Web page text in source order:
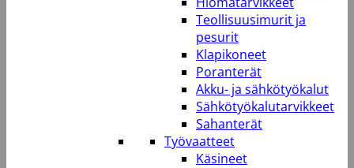
Teollisuusimurit ja
pesurit
Klapikoneet
Poranterät
Akku- ja sähkötyökalut
Sähkötyökalutarvikkeet
Sahanterät
Työvaatteet
Käsineet